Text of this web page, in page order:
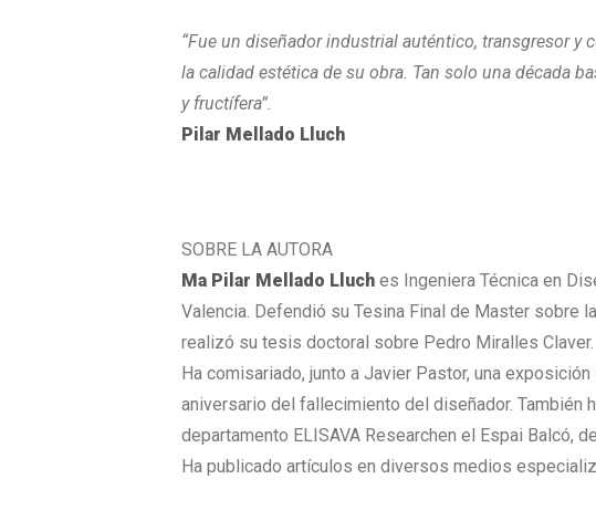
“Fue un diseñador industrial auténtico, transgresor
la calidad estética de su obra. Tan solo una década
y fructífera”.
Pilar Mellado Lluch
SOBRE LA AUTORA
Ma Pilar Mellado Lluch es Ingeniera Técnica en
Valencia. Defendió su Tesina Final de Master sobre
realizó su tesis doctoral sobre Pedro Miralles Claver.
Ha comisariado, junto a Javier Pastor, una
aniversario del fallecimiento del diseñador. También
departamento ELISAVA Researchen el Espai Balcó,
Ha publicado artículos en diversos medios